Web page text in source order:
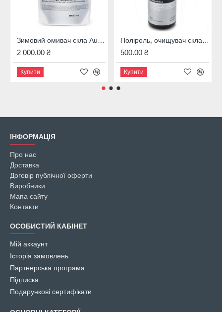
Зимовий омивач скла Audi, 4M8096323B
2 000.00 ₴
Купити
Поліроль, очищувач скла Audi, 00A096329020
500.00 ₴
Купити
ІНФОРМАЦІЯ
Про нас
Доставка
Договір публічної оферти
Виробники
Мапа сайту
Контакти
ОСОБИСТИЙ КАБІНЕТ
Мій аккаунт
Історія замовлень
Партнерська програма
Підписка
Подарункові сертифікати